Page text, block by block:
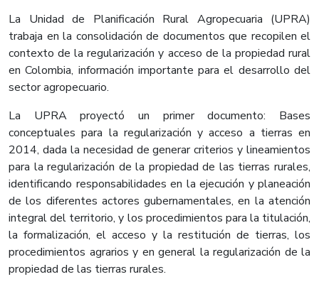
La Unidad de Planificación Rural Agropecuaria (UPRA)
trabaja en la consolidación de documentos que recopilen el
contexto de la regularización y acceso de la propiedad rural
en Colombia, información importante para el desarrollo del
sector agropecuario.
La UPRA proyectó un primer documento: Bases
conceptuales para la regularización y acceso a tierras en
2014, dada la necesidad de generar criterios y lineamientos
para la regularización de la propiedad de las tierras rurales,
identificando responsabilidades en la ejecución y planeación
de los diferentes actores gubernamentales, en la atención
integral del territorio, y los procedimientos para la titulación,
la formalización, el acceso y la restitución de tierras, los
procedimientos agrarios y en general la regularización de la
propiedad de las tierras rurales.